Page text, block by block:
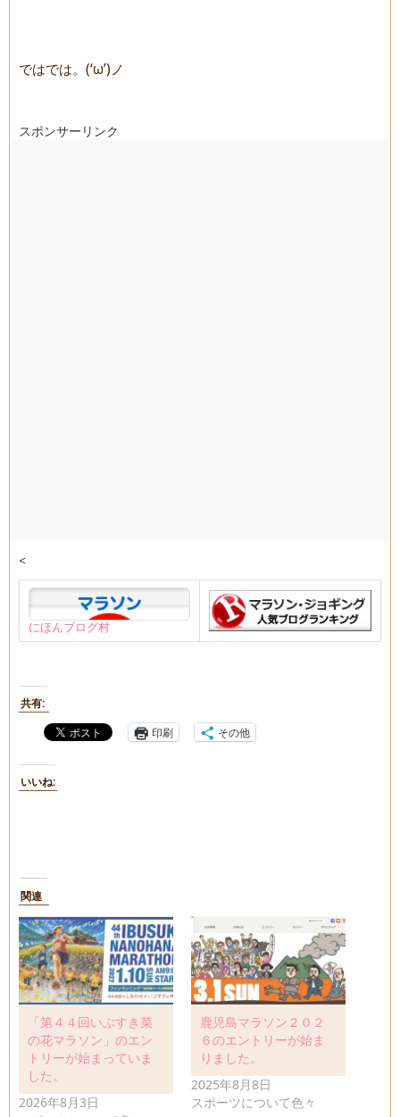
ではでは。(‘ω’)ノ
スポンサーリンク
<
にほんブログ村
共有:
印刷
その他
いいね:
関連
「第４４回いぶすき菜
の花マラソン」のエン
トリーが始まっていま
した。
2026年8月3日
鹿児島マラソン２０２
６のエントリーが始ま
りました。
2025年8月8日
スポーツについて色々